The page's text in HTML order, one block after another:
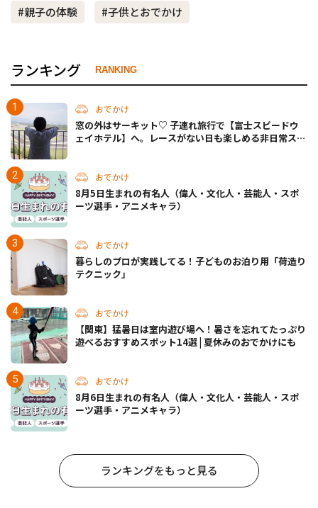
#親子の体験
#子供とおでかけ
ランキング RANKING
おでかけ
窓の外はサーキット♡ 子連れ旅行で【富士スピードウ
ェイホテル】へ。レースがない日も楽しめる非日常ステ
おでかけ
8月5日生まれの有名人（偉人・文化人・芸能人・スポ
ーツ選手・アニメキャラ）
おでかけ
暮らしのプロが実践してる！子どものお泊り用「荷造り
テクニック」
おでかけ
【関東】猛暑日は室内遊び場へ！暑さを忘れてたっぷり
遊べるおすすめスポット14選 | 夏休みのおでかけにも
おでかけ
8月6日生まれの有名人（偉人・文化人・芸能人・スポ
ーツ選手・アニメキャラ）
ランキングをもっと見る